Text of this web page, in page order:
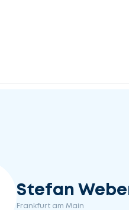
Stefan
Frankfurt am Main